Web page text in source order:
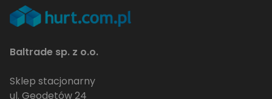
Baltrade sp. z o.o.
Sklep stacjonarny
ul. Geodetów 24